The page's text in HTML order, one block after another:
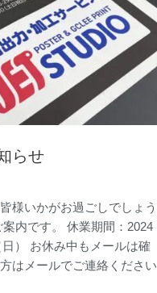
らせ
様いかがお過ごしでしょう
内です。 休業期間：2024
） お休み中もメールは確
はメールでご連絡ください